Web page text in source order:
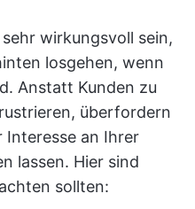
wirkungsvoll sein,
losgehen, wenn
Anstatt Kunden zu
überfordern
Interesse an Ihrer
lassen. Hier sind
sollten: